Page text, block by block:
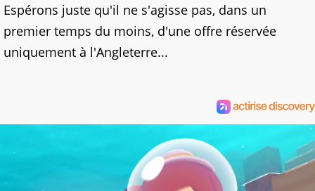
Espérons juste qu'il ne s'agisse pas, dans un
premier temps du moins, d'une offre réservée
uniquement à l'Angleterre...